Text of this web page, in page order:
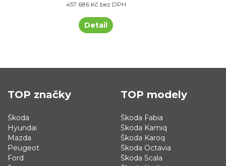
457 686 Kč bez DPH
Detail
TOP značky
Škoda
Hyundai
Mazda
Peugeot
Ford
TOP modely
Škoda Fabia
Škoda Kamiq
Škoda Karoq
Škoda Octavia
Škoda Scala